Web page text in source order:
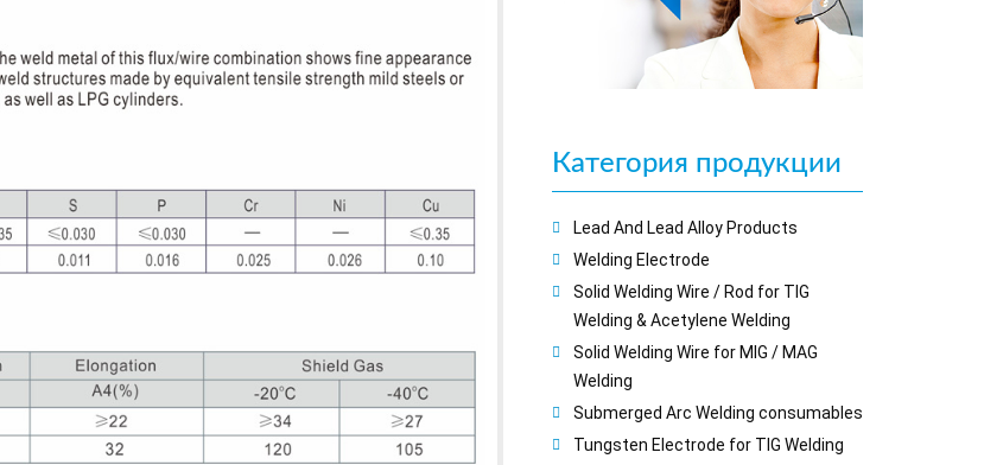
Категория продукции
Lead And Lead Alloy Products
Welding Electrode
Solid Welding Wire / Rod for TIG
Welding & Acetylene Welding
Solid Welding Wire for MIG / MAG
Welding
Submerged Arc Welding consumables
Tungsten Electrode for TIG Welding